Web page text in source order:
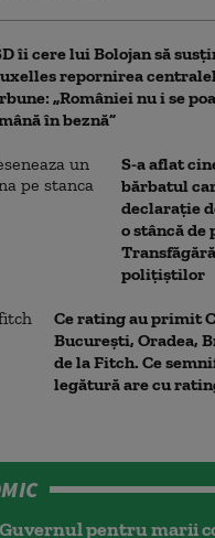
îi cere lui Bolojan să
repornirea
„României nu i se
în beznă”
S-a aflat
bărbatul
declarație
o stâncă de
polițiștilor
Ce rating au primit
București, Oradea,
de la Fitch. Ce
legătură are cu
pentru marii